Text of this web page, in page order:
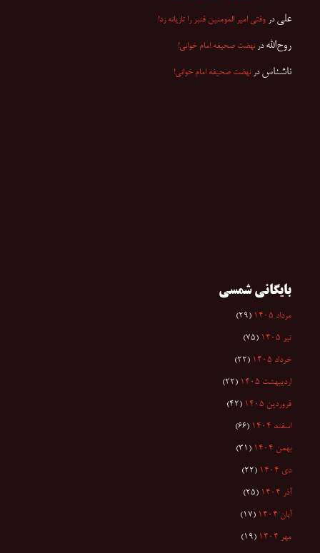
علی در وقتی امیر المومنین قنبر را تازیانه زد!
روح‌الله درنهضت صحیفه امام خوانی!
ناشناس درنهضت صحیفه امام خوانی!
بایگانی شمسی
مرداد ۱۴۰۵ (۲۹)
تیر ۱۴۰۵ (۷۵)
خرداد ۱۴۰۵ (۲۲)
اردیبهشت ۱۴۰۵ (۲۲)
فروردین ۱۴۰۵ (۴۲)
اسفند ۱۴۰۴ (۶۶)
بهمن ۱۴۰۴ (۳۱)
دی ۱۴۰۴ (۲۲)
آذر ۱۴۰۴ (۲۵)
آبان ۱۴۰۴ (۱۷)
مهر ۱۴۰۴ (۱۹)